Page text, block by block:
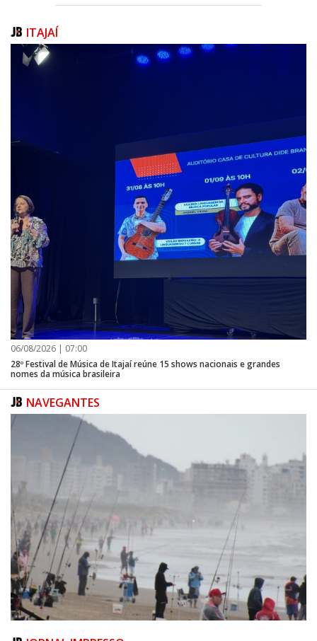
Bodas de Ouro de Maria Amélia Rodrigues e Luiz José
Rodrigues
foi comemorada pela família e amigos. A homenagem especial
ao casal pelas Bodas de Ouro foi preparada pelo casal de
amigos Vanice Capistrano e Carlos Capistrano. Parabenizamos
o casal pelas Bodas de Ouro, desejando que Deus continue
abençoando esta união!
Peixada do Bem em prol
do Lar Fabiano de Cristo
O SINDIPI realizou no dia 31 de agosto a Peixada do Bem em
prol do Lar Fabiano de Cristo. O evento beneficente foi
realizado no salão principal do Clube Náutico Almirante Barroso.
Toda a alimentação para o Buffet foi doada por proprietários
de barcos de pesca. A equipe do SINDIPI preparou os pratos,
houve sorteio de brindes e a musicalização foi do DJ China que
também não cobrou cachê. Quando as pessoas se unem numa
corrente de solidariedade o resultado só pode ser de sucesso!
ITAJAÍ
06/08/2026 | 07:00
28º Festival de Música de Itajaí reúne 15 shows nacionais e grandes
nomes da música brasileira
NAVEGANTES